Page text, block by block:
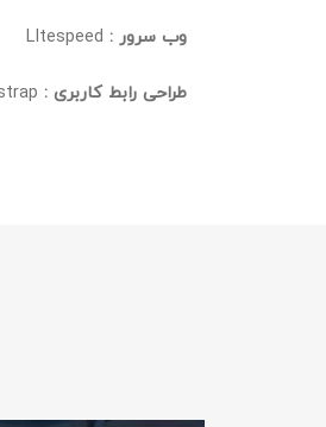
وب سرور :
طراحی رابط کاربری :